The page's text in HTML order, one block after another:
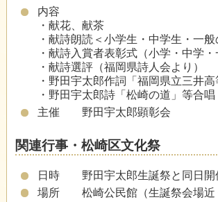
内容
・ 献花、献茶
・献詩朗読＜小学生・中学生・一
・献詩入賞者表彰式（小学・中学
・献詩選評（福岡県詩人会より）
・野田宇太郎作詞「福岡県立三井
・野田宇太郎詩「松崎の道」等合唱
主催 野田宇太郎顕彰会
関連行事・松崎区文化祭
日時 野田宇太郎生誕祭と同日開
場所 松崎公民館（生誕祭会場近